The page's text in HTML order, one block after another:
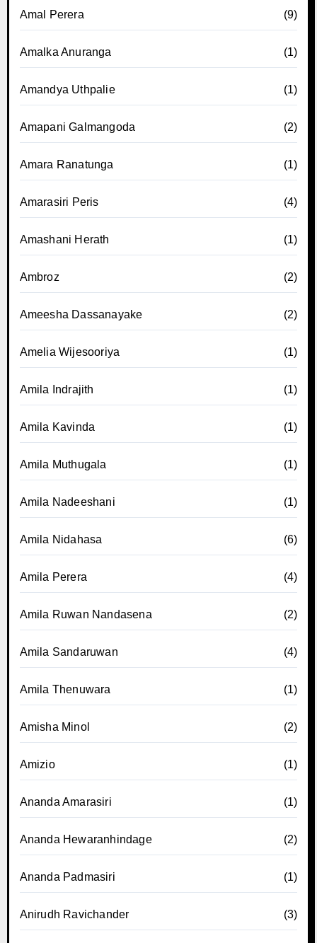
Amal Perera (9)
Amalka Anuranga (1)
Amandya Uthpalie (1)
Amapani Galmangoda (2)
Amara Ranatunga (1)
Amarasiri Peris (4)
Amashani Herath (1)
Ambroz (2)
Ameesha Dassanayake (2)
Amelia Wijesooriya (1)
Amila Indrajith (1)
Amila Kavinda (1)
Amila Muthugala (1)
Amila Nadeeshani (1)
Amila Nidahasa (6)
Amila Perera (4)
Amila Ruwan Nandasena (2)
Amila Sandaruwan (4)
Amila Thenuwara (1)
Amisha Minol (2)
Amizio (1)
Ananda Amarasiri (1)
Ananda Hewaranhindage (2)
Ananda Padmasiri (1)
Anirudh Ravichander (3)